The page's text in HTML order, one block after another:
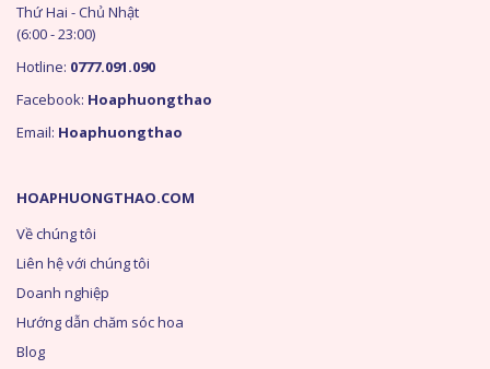
HOAPHUONGTHAO.COM
Về chúng tôi
Liên hệ với chúng tôi
Doanh nghiệp
Hướng dẫn chăm sóc hoa
Blog
Thứ Hai - Chủ Nhật
(6:00 - 23:00)
Hotline: 0777.091.090
Facebook: Hoaphuongthao
Email: Hoaphuongthao